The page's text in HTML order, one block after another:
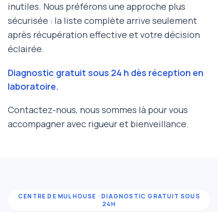
inutiles. Nous préférons une approche plus
sécurisée : la liste complète arrive seulement
après récupération effective et votre décision
éclairée.
Diagnostic gratuit sous 24 h dès réception en
laboratoire.
Contactez-nous, nous sommes là pour vous
accompagner avec rigueur et bienveillance.
CENTRE DE MULHOUSE · DIAGNOSTIC GRATUIT SOUS
24H